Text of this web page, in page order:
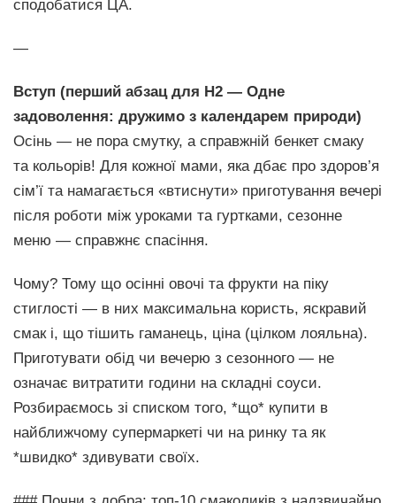
сподобатися ЦА.
—
Вступ (перший абзац для H2 — Одне
задоволення: дружимо з календарем природи)
Осінь — не пора смутку, а справжній бенкет смаку
та кольорів! Для кожної мами, яка дбає про здоров’я
сім’ї та намагається «втиснути» приготування вечері
після роботи між уроками та гуртками, сезонне
меню — справжнє спасіння.
Чому? Тому що осінні овочі та фрукти на піку
стиглості — в них максимальна користь, яскравий
смак і, що тішить гаманець, ціна (цілком лояльна).
Приготувати обід чи вечерю з сезонного — не
означає витратити години на складні соуси.
Розбираємось зі списком того, *що* купити в
найближчому супермаркеті чи на ринку та як
*швидко* здивувати своїх.